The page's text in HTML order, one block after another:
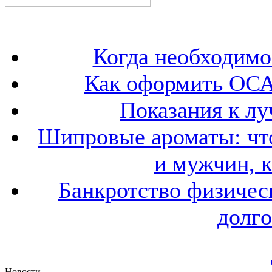
Когда
Как оформить
Показания к
Шипровые ароматы:
и мужчин,
Банкротство